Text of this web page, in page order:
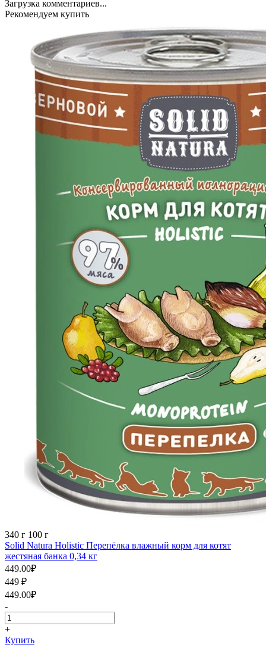
Загрузка комментариев...
Рекомендуем купить
340 г 100 г
Solid Natura Holistic Перепёлка влажный корм для котят
жестяная банка 0,34 кг
449.00₽
449 ₽
449.00₽
-
+
Купить